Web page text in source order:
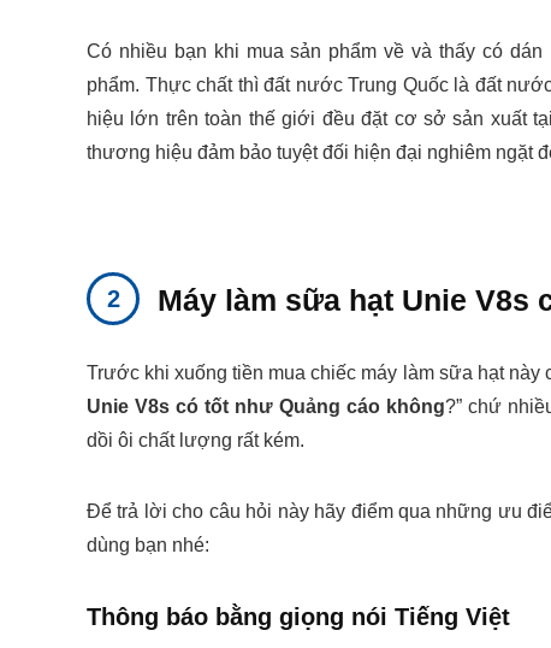
Có nhiều bạn khi mua sản phẩm về và thấy có
phẩm. Thực chất thì đất nước Trung Quốc là đất
hiệu lớn trên toàn thế giới đều đặt cơ sở sản xuất
thương hiệu đảm bảo tuyệt đối hiện đại nghiêm ngặt
Máy làm sữa hạt Unie V8s
Trước khi xuống tiền mua chiếc máy làm sữa hạt này
Unie V8s có tốt như Quảng cáo không?” chứ
dồi ôi chất lượng rất kém.
Để trả lời cho câu hỏi này hãy điểm qua những ưu
dùng bạn nhé:
Thông báo bằng giọng nói Tiếng Việt